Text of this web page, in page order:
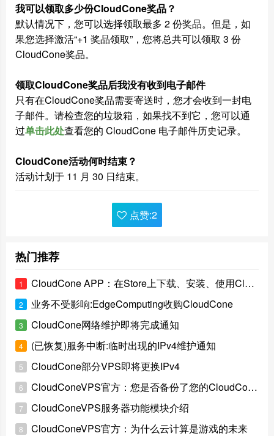
我可以领取多少份CloudCone奖品？
默认情况下，您可以选择领取最多 2 份奖品。但是，如
果您选择激活“+1 奖品领取”，您将总共可以领取 3 份
CloudCone奖品。
领取CloudCone奖品后我没有收到电子邮件
只有在CloudCone奖品需要寄送时，您才会收到一封电
子邮件。请检查您的垃圾箱，如果找不到它，您可以通
过单击此处查看您的 CloudCone 电子邮件历史记录。
CloudCone活动何时结束？
活动计划于 11 月 30 日结束。
点赞:2
热门推荐
1 CloudCone APP：在Store上下载、安装、使用CloudCone
2 业务不受影响:EdgeComputing收购CloudCone
3 CloudCone网络维护即将完成通知
4 (已恢复)服务中断:临时出现的IPv4维护通知
5 CloudCone部分VPS即将更换IPv4
6 CloudConeVPS官方：您是否备份了您的CloudConeVPS数据？
7 CloudConeVPS服务器功能模块介绍
8 CloudConeVPS官方：为什么云计算是游戏的未来